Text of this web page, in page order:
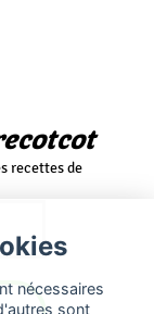
recettes de
nécessaires
sont